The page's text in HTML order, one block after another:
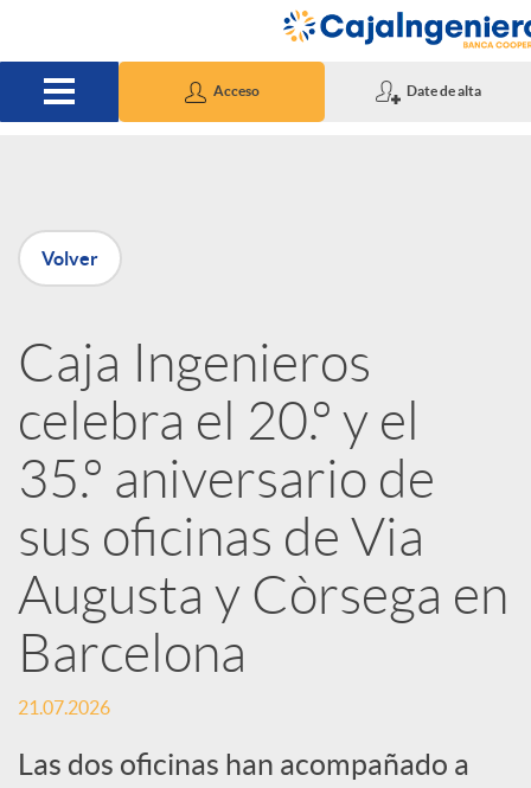
Acceso Date de alta
P
u
b
l
i
c
a
d
Volver
Caja Ingenieros
celebra el 20.º y el
35.º aniversario de
sus oficinas de Via
Augusta y Còrsega en
Barcelona
21.07.2026
Las dos oficinas han acompañado a